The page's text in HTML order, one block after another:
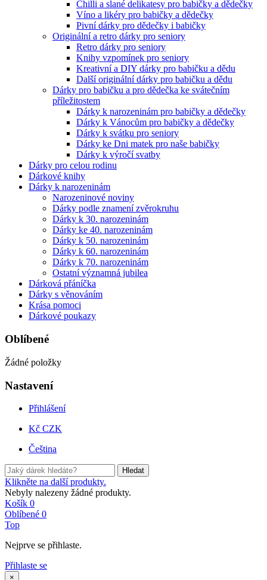
Chilli a slané delikatesy pro babičky a dědečky
Víno a likéry pro babičky a dědečky
Pivní dárky pro dědečky i babičky
Originální a retro dárky pro seniory
Retro dárky pro seniory
Knihy vzpomínek pro seniory
Kreativní a DIY dárky pro babičku a dědu
Další originální dárky pro babičku a dědu
Dárky pro babičku a pro dědečka ke svátečním
příležitostem
Dárky k narozeninám pro babičky a dědečky
Dárky k Vánocům pro babičky a dědečky
Dárky k svátku pro seniory
Dárky ke Dni matek pro naše babičky
Dárky k výročí svatby
Dárky pro celou rodinu
Dárkové knihy
Dárky k narozeninám
Narozeninové noviny
Dárky podle znamení zvěrokruhu
Dárky k 30. narozeninám
Dárky ke 40. narozeninám
Dárky k 50. narozeninám
Dárky k 60. narozeninám
Dárky k 70. narozeninám
Ostatní významná jubilea
Dárková přáníčka
Dárky s věnováním
Krása pomoci
Dárkové poukazy
Oblíbené
Žádné položky
Nastavení
Přihlášení
Kč CZK
Čeština
Hledat
Klikněte na další produkty.
Nebyly nalezeny žádné produkty.
Košík 0
Oblíbené 0
Top
Nejprve se přihlaste.
Přihlaste se
×